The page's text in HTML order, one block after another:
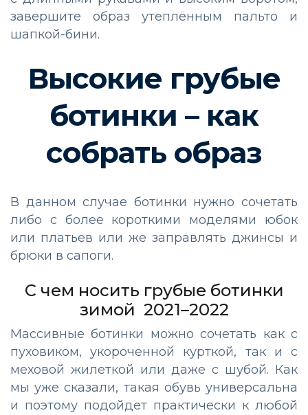
завершите образ утеплённым пальто и
шапкой-бини.
Высокие грубые
ботинки – как
собрать образ
В данном случае ботинки нужно сочетать
либо с более короткими моделями юбок
или платьев или же заправлять джинсы и
брюки в сапоги.
С чем носить грубые ботинки
зимой 2021–2022
Массивные ботинки можно сочетать как с
пуховиком, укороченной курткой, так и с
меховой жилеткой или даже с шубой. Как
мы уже сказали, такая обувь универсальна
и поэтому подойдет практически к любой